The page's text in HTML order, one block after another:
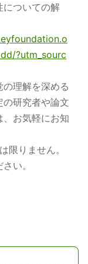
についての解
?utm_sourc
理解を深める
研究者や論文
お気軽にお知
限りません。
い。